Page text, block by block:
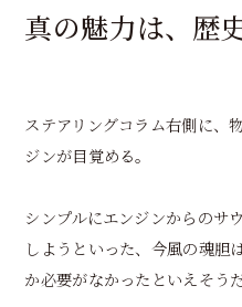
真の魅力は、歴
ステアリングコラム右側に、
ジンが目覚める。
シンプルにエンジンからのサ
しようといった、今風の魂胆
か必要がなかったといえそうだ